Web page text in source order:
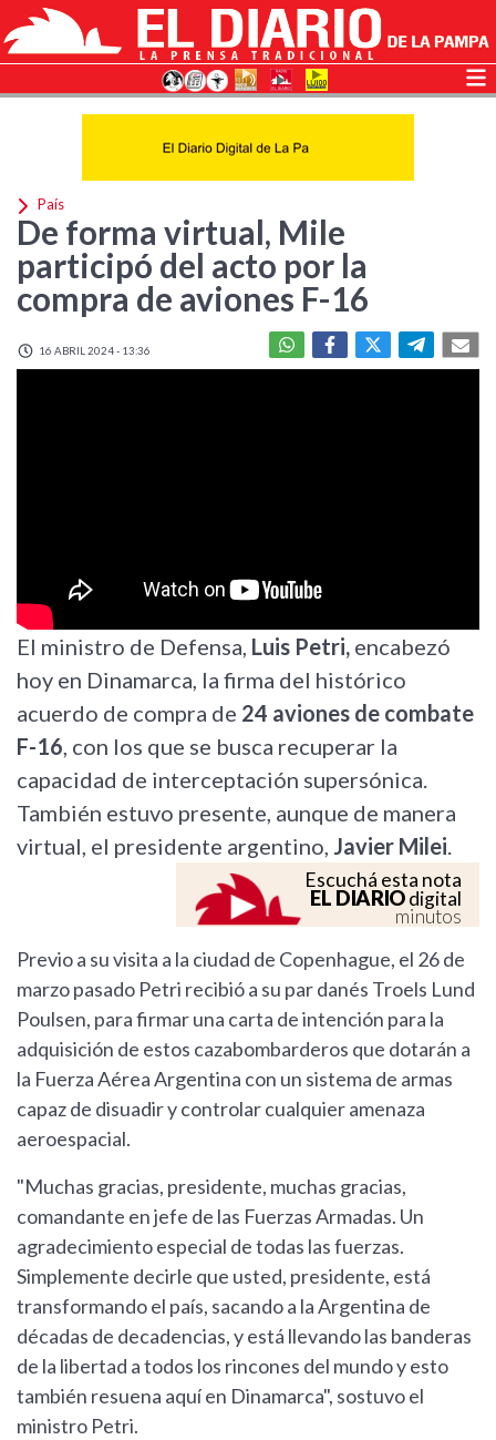
País
De forma virtual, Mile
participó del acto por la
compra de aviones F-16
16 ABRIL 2024 - 13:36
El ministro de Defensa, Luis Petri, encabezó
hoy en Dinamarca, la firma del histórico
acuerdo de compra de 24 aviones de combate
F-16, con los que se busca recuperar la
capacidad de interceptación supersónica.
También estuvo presente, aunque de manera
virtual, el presidente argentino, Javier Milei.
Escuchá esta nota
EL DIARIOdigital
minutos
Previo a su visita a la ciudad de Copenhague, el 26 de
marzo pasado Petri recibió a su par danés Troels Lund
Poulsen, para firmar una carta de intención para la
adquisición de estos cazabombarderos que dotarán a
la Fuerza Aérea Argentina con un sistema de armas
capaz de disuadir y controlar cualquier amenaza
aeroespacial.
"Muchas gracias, presidente, muchas gracias,
comandante en jefe de las Fuerzas Armadas. Un
agradecimiento especial de todas las fuerzas.
Simplemente decirle que usted, presidente, está
transformando el país, sacando a la Argentina de
décadas de decadencias, y está llevando las banderas
de la libertad a todos los rincones del mundo y esto
también resuena aquí en Dinamarca", sostuvo el
ministro Petri.